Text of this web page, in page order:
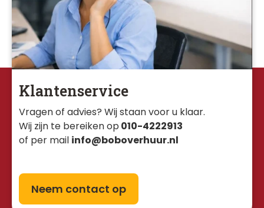
Klantenservice
Vragen of advies? Wij staan voor u klaar.
Wij zijn te bereiken op 010-4222913
of per mail info@boboverhuur.nl
Neem contact op